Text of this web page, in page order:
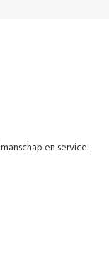
en service.